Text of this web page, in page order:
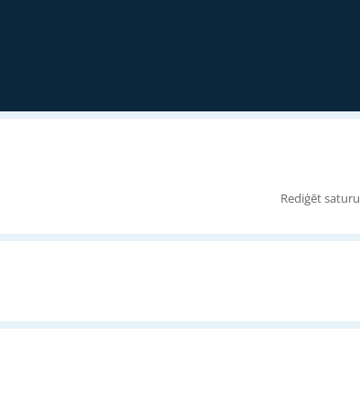
Rediģēt saturu